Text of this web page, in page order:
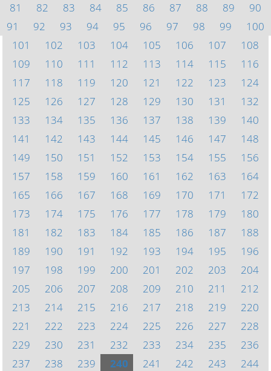
81
82 83 84 85 86 87 88 89
90
91
92 93 94 95 96 97 98 99
100
101
102 103 104 105 106 107
108
109
110 111 112 113 114 115
116
117
118 119 120 121 122 123
124
125
126 127 128 129 130 131
132
133
134 135 136 137 138 139
140
141
142 143 144 145 146 147
148
149
150 151 152 153 154 155
156
157
158 159 160 161 162 163
164
165
166 167 168 169 170 171
172
173
174 175 176 177 178 179
180
181
182 183 184 185 186 187
188
189
190 191 192 193 194 195
196
197
198 199 200 201 202 203
204
205
206 207 208 209 210 211
212
213
214 215 216 217 218 219
220
221
222 223 224 225 226 227
228
229
230 231 232 233 234 235
236
237
238 239 240 241 242 243
244